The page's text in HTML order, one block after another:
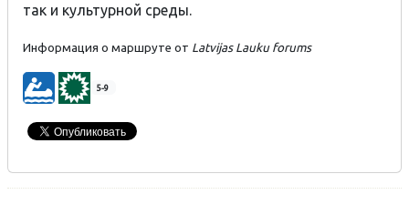
так и культурной среды.
Информация о маршруте от Latvijas Lauku forums​​
5-9